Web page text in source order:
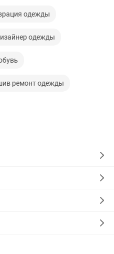
одежды
одежды
ремонт одежды